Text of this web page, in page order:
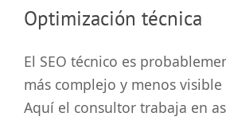
Optimización técnica
El SEO técnico es
más complejo y menos
Aquí el consultor trabaja en